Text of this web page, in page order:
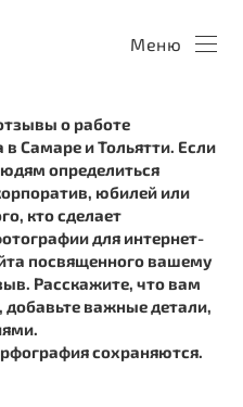
Меню
о работе
Самаре и Тольятти. Если
определиться
юбилей или
кто сделает
для интернет-
посвященного вашему
Расскажите, что вам
важные детали,
сохраняются.